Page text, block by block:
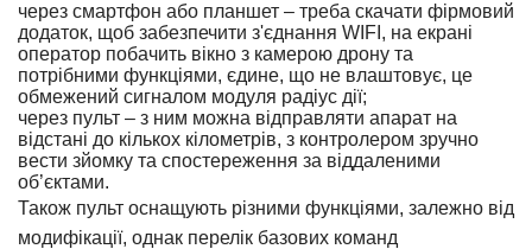
через смартфон або планшет – треба скачати фірмовий
додаток, щоб забезпечити з'єднання WIFI, на екрані
оператор побачить вікно з камерою дрону та
потрібними функціями, єдине, що не влаштовує, це
обмежений сигналом модуля радіус дії;
через пульт – з ним можна відправляти апарат на
відстані до кількох кілометрів, з контролером зручно
вести зйомку та спостереження за віддаленими
об’єктами.
Також пульт оснащують різними функціями, залежно від
модифікації, однак перелік базових команд